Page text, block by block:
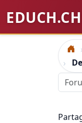
EDUCH.CH
Accueil